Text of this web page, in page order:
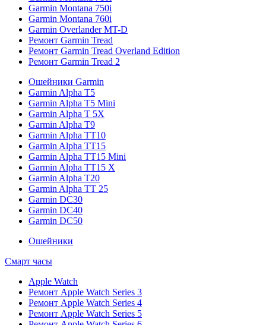
Garmin Montana 750i
Garmin Montana 760i
Garmin Overlander MT-D
Ремонт Garmin Tread
Ремонт Garmin Tread Overland Edition
Ремонт Garmin Tread 2
Ошейники Garmin
Garmin Alpha T5
Garmin Alpha T5 Mini
Garmin Alpha T 5X
Garmin Alpha T9
Garmin Alpha TT10
Garmin Alpha TT15
Garmin Alpha TT15 Mini
Garmin Alpha TT15 X
Garmin Alpha T20
Garmin Alpha TT 25
Garmin DC30
Garmin DC40
Garmin DC50
Ошейники
Смарт часы
Apple Watch
Ремонт Apple Watch Series 3
Ремонт Apple Watch Series 4
Ремонт Apple Watch Series 5